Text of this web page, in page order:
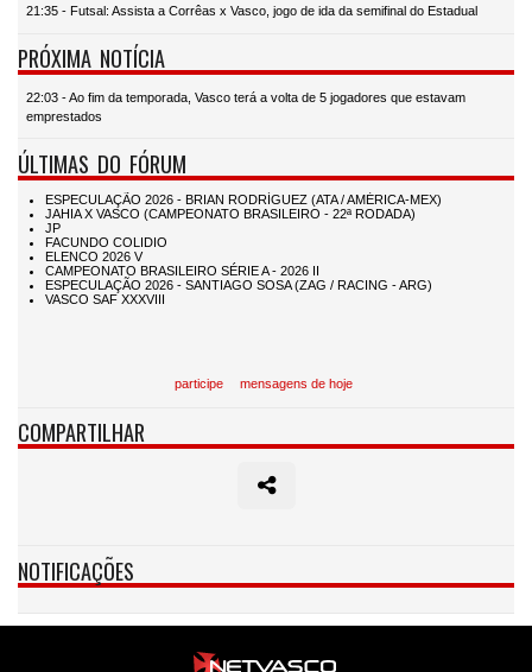
21:35 - Futsal: Assista a Corrêas x Vasco, jogo de ida da semifinal do Estadual
PRÓXIMA NOTÍCIA
22:03 - Ao fim da temporada, Vasco terá a volta de 5 jogadores que estavam
emprestados
ÚLTIMAS DO FÓRUM
participe mensagens de hoje
COMPARTILHAR
NOTIFICAÇÕES